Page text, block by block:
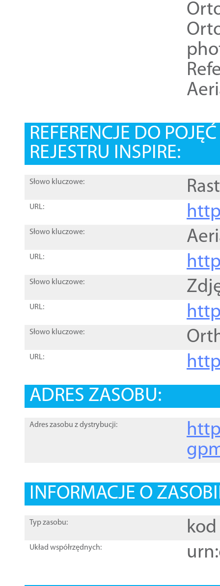
REFERENCJE DO
REJESTRU INSPIRE:
Słowo kluczowe:
URL:
Słowo kluczowe:
URL:
Słowo kluczowe:
URL:
Słowo kluczowe:
URL:
ADRES ZASOBU:
Adres zasobu z dystrybucji:
INFORMACJE O
Typ zasobu: kod
Układ współrzędnych: